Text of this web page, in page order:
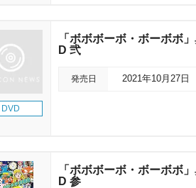
DVD
「ボボボーボ・ボーボボ
D 弐
発売日 2021年10月27日
「ボボボーボ・ボーボボ
D 参